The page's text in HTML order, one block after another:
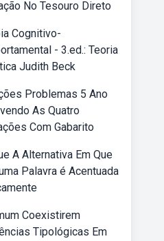
No Tesouro Direto
Cognitivo-
- 3.ed.: Teoria
Judith Beck
Problemas 5 Ano
As Quatro
Com Gabarito
A Alternativa Em Que
Palavra é Acentuada
Coexistirem
Tipológicas Em